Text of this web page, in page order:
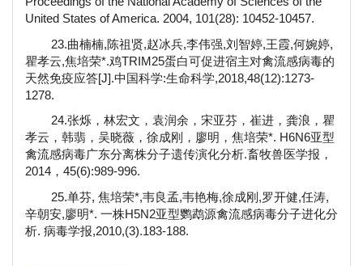
United States of America. 2004, 101(28): 10452-10457.
23.曲楠楠,陈祖贤,赵冰兵,李伟强,刘智婷,王霞,何婉婷,
瞿孝云,焦培荣*.鸡TRIM25蛋白可促进宿主对禽流感病毒的
天然免疫应答[J].中国科学:生命科学,2018,48(12):1273-
1278.
24.张烁，林宏文，袁润余，宋亚芬，崔进，龚浪，瞿
孝云，韩翡，吴晓薇，徐成刚，廖明，焦培荣*. H6N6亚型
禽流感病毒广东分离株分子遗传演化分析.畜牧兽医学报，
2014，45(6):989-996.
25.单芬, 焦培荣*,韦良孟,韦艳梅,徐成刚,罗开健,任涛,
辛朝安,廖明*. 一株H5N2亚型鹦鹉源禽流感病毒分子进化分
析. 病毒学报,2010,(3).183-188.